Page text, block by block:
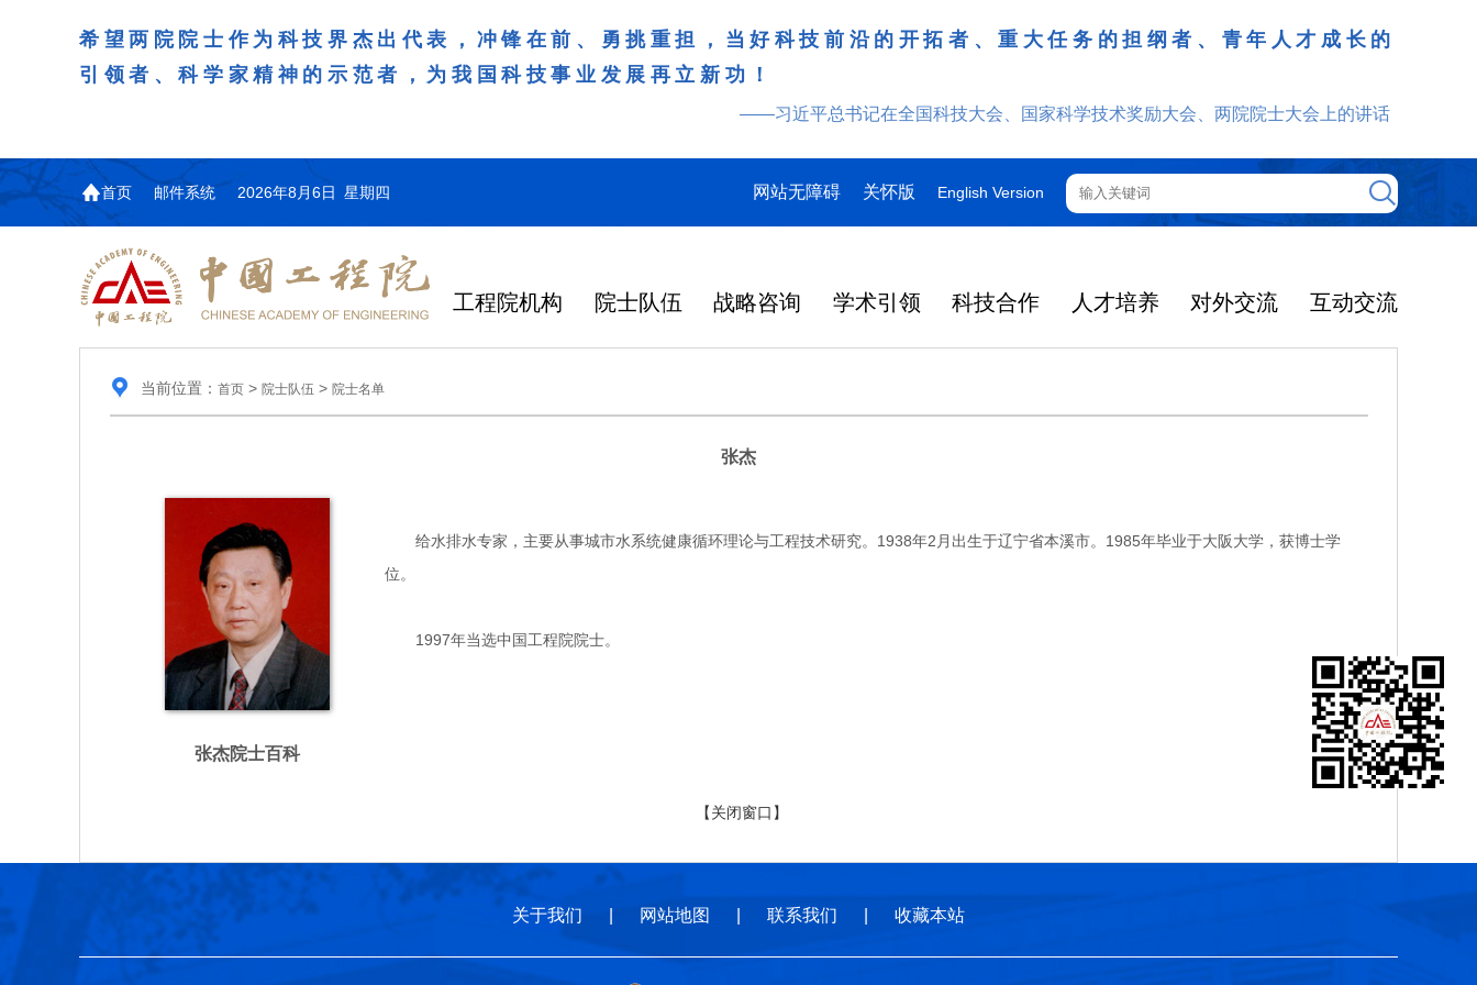
希望两院院士作为科技界杰出代表，冲锋在前、勇挑重担，当好科技前沿的开拓者、重大任务的担纲者、青年人才成长的
引领者、科学家精神的示范者，为我国科技事业发展再立新功！
——习近平总书记在全国科技大会、国家科学技术奖励大会、两院院士大会上的讲话
首页 邮件系统 2026年8月6日 星期四 网站无障碍 关怀版 English Version
工程院机构 院士队伍 战略咨询 学术引领 科技合作 人才培养 对外交流 互动交流
当前位置： 首页> 院士队伍 > 院士名单
张杰
张杰院士百科
给水排水专家，主要从事城市水系统健康循环理论与工程技术研究。1938年2月出生于辽宁省本溪市。1985年毕业于大阪大学，获博士学
位。
1997年当选中国工程院院士。
【关闭窗口】
关于我们 网站地图 联系我们 收藏本站